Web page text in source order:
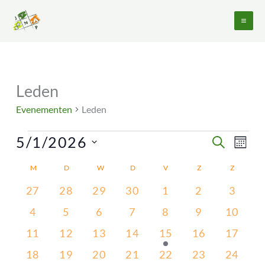
naar
Leden
Evenementen Leden
Evenementen
Evenementen
navigatie
ZOEKEN
5/1/2026
datum.
Kalender
Evenementen
M D W D V Z Z
0
evenementen
27
0
evenementen
28
0
evenementen
29
0
evenementen
30
0
evenementen
1
0
2
0
3
0
evenementen
4
0
evenementen
5
0
evenementen
6
0
evenementen
7
0
evenementen
8
0
9
0
10
0
evenementen
11
0
evenementen
12
0
evenementen
13
0
evenementen
14
1
evenement
15
0
evenementen
16
0
17
0
18
0
19
0
20
0
21
0
22
0
23
0
24